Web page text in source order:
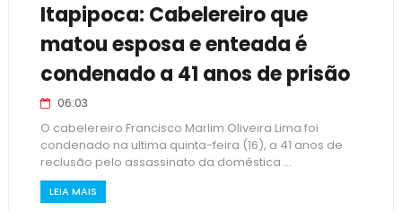
Itapipoca: Cabelereiro que
matou esposa e enteada é
condenado a 41 anos de prisão
06:03
O cabelereiro Francisco Marlim Oliveira Lima foi
condenado na ultima quinta-feira (16), a 41 anos de
reclusão pelo assassinato da doméstica ...
LEIA MAIS